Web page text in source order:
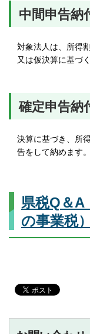
中間申告納
対象法人は、所得
又は仮決算に基づ
確定申告納
決算に基づき、所
告をして納めます。
県税Q＆A
の事業税